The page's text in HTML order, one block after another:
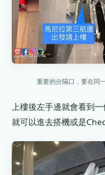
重要的分隔口，要在同
上樓後左手邊就會看到
就可以進去搭機或是